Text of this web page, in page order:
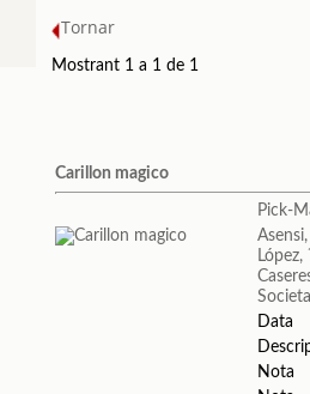
Tornar
Mostrant 1 a 1 de 1
Carillon magico
Pick-
Asensi,
López,
Data
Nota